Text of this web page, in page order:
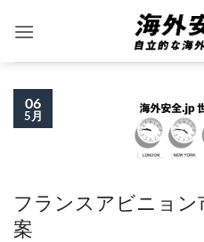
06
5月
フランスアビニョン
案